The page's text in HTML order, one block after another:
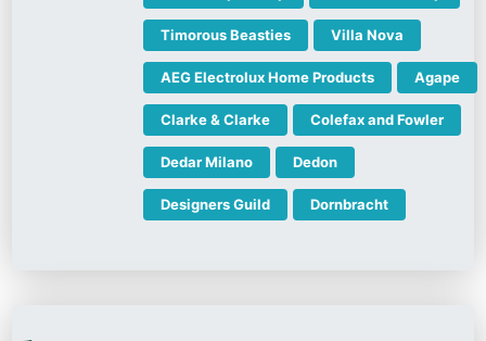
Timorous Beasties Villa Nova
AEG Electrolux Home Products Agape
Clarke & Clarke Colefax and Fowler
Dedar Milano Dedon
Designers Guild Dornbracht